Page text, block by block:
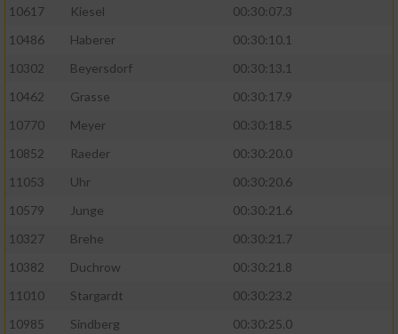
10617
Kiesel
00:30:07.3
10486
Haberer
00:30:10.1
10302
Beyersdorf
00:30:13.1
10462
Grasse
00:30:17.9
10770
Meyer
00:30:18.5
10852
Raeder
00:30:20.0
11053
Uhr
00:30:20.6
10579
Junge
00:30:21.6
10327
Brehe
00:30:21.7
10382
Duchrow
00:30:21.8
11010
Stargardt
00:30:23.2
10985
Sindberg
00:30:25.0